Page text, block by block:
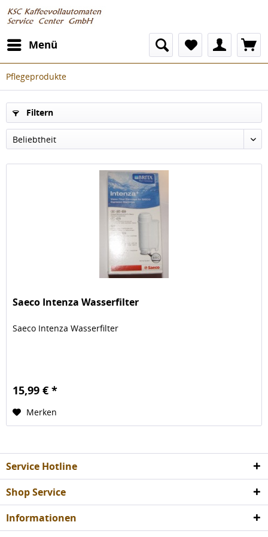
Menü
Pflegeprodukte
Filtern
Saeco Intenza Wasserfilter
Saeco Intenza Wasserfilter
15,99 € *
Merken
Service Hotline
Shop Service
Informationen